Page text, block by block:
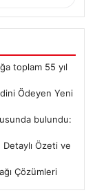
toplam 55 yıl
Ödeyen Yeni
bulundu:
Detaylı Özeti ve
Çözümleri